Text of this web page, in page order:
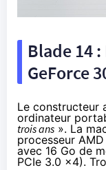
Blade 14 :
GeForce
Le constructeur
ordinateur
trois ans ». La
processeur
avec 16 Go de
PCIe 3.0 x4).